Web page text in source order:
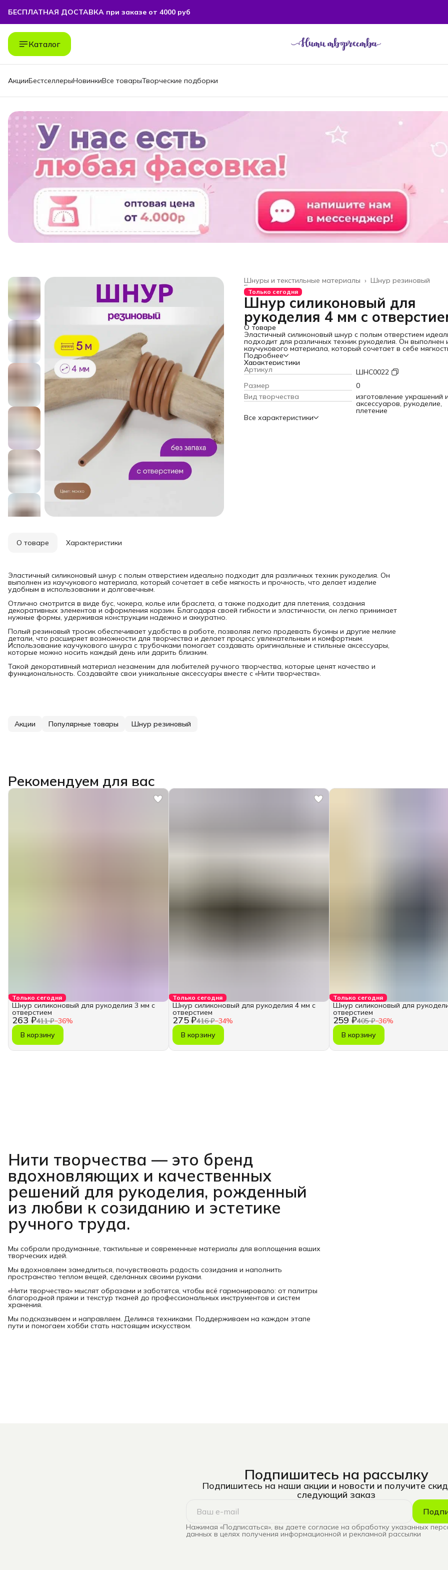
БЕСПЛАТНАЯ ДОСТАВКА при заказе от 4000 руб
Каталог
АкцииБестселлерыНовинкиВсе товарыТворческие подборки
Шнур резиновый
Шнуры и текстильные материалы ›
Главная ›
Только сегодня
Шнур силиконовый для
рукоделия 4 мм с
О товаре
Эластичный силиконовый шнур с полым отверстием
подходит для различных техник рукоделия. Он выполнен
каучукового материала, который сочетает в себе
прочность, что делает изделие удобным в использовании
долговечным.
Отлично смотрится в виде бус, чокера, колье или
также подходит для плетения, создания декоративных
элементов и оформления корзин. Благодаря своей
эластичности, он легко принимает нужные формы,
конструкции надежно и аккуратно.
Полый резиновый тросик обеспечивает удобство в
позволяя легко продевать бусины и другие мелкие
расширяет возможности для творчества и делает
Подробнее
Характеристики
Артикул
ШНС0022
Размер
0
Вид творчества
изготовление украшений
аксессуаров, рукоделие,
плетение
Все характеристики
О товаре Характеристики
Эластичный силиконовый шнур с полым отверстием идеально подходит для различных техник рукоделия. Он
выполнен из каучукового материала, который сочетает в себе мягкость и прочность, что делает изделие
удобным в использовании и долговечным.
Отлично смотрится в виде бус, чокера, колье или браслета, а также подходит для плетения, создания
декоративных элементов и оформления корзин. Благодаря своей гибкости и эластичности, он легко принимает
нужные формы, удерживая конструкции надежно и аккуратно.
Полый резиновый тросик обеспечивает удобство в работе, позволяя легко продевать бусины и другие мелкие
детали, что расширяет возможности для творчества и делает процесс увлекательным и комфортным.
Использование каучукового шнура с трубочками помогает создавать оригинальные и стильные аксессуары,
которые можно носить каждый день или дарить близким.
Такой декоративный материал незаменим для любителей ручного творчества, которые ценят качество и
функциональность. Создавайте свои уникальные аксессуары вместе с «Нити творчества».
Акции Популярные товары Шнур резиновый
Рекомендуем для вас
Только сегодня
263 ₽411 ₽−36%
Шнур силиконовый для рукоделия 3 мм с
отверстием
В корзину
Только сегодня
275 ₽416 ₽−34%
Шнур силиконовый для рукоделия 4 мм с
отверстием
В корзину
Только сегодня
259 ₽405 ₽−36%
Шнур силиконовый для
отверстием
В корзину
Нити творчества — это бренд
вдохновляющих и качественных
решений для рукоделия, рожденный
из любви к созиданию и эстетике
ручного труда.
Мы собрали продуманные, тактильные и современные материалы для воплощения ваших
творческих идей.
Мы вдохновляем замедлиться, почувствовать радость созидания и наполнить
пространство теплом вещей, сделанных своими руками.
«Нити творчества» мыслят образами и заботятся, чтобы всё гармонировало: от палитры
благородной пряжи и текстур тканей до профессиональных инструментов и систем
хранения.
Мы подсказываем и направляем. Делимся техниками. Поддерживаем на каждом этапе
пути и помогаем хобби стать настоящим искусством.
Подпишитесь на рассылку
Подпишитесь на наши акции и новости и получите
следующий заказ
Нажимая «Подписаться», вы даете согласие на обработку указанных
данных в целях получения информационной и рекламной рассылки